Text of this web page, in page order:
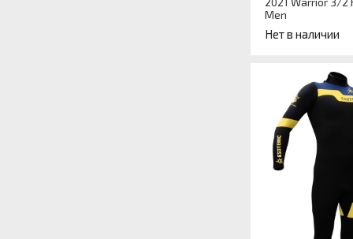
Men
Нет в наличии